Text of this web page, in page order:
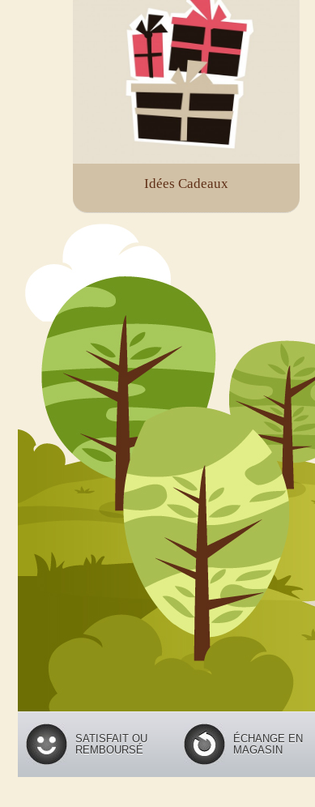
Idées Cadeaux
SATISFAIT OU
REMBOURSÉ
ÉCHANGE EN
MAGASIN